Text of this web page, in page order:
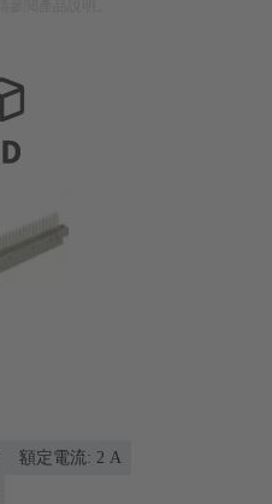
額定電流: ‌2 A